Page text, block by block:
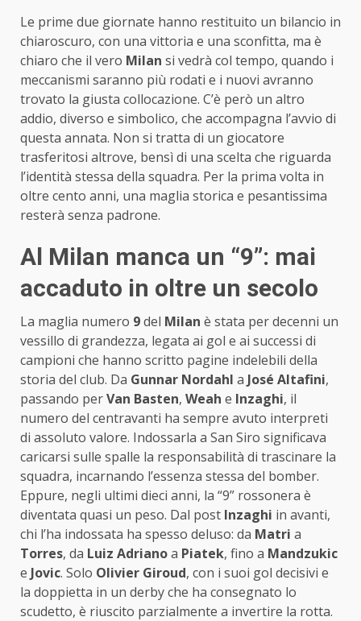
Le prime due giornate hanno restituito un bilancio in
chiaroscuro, con una vittoria e una sconfitta, ma è
chiaro che il vero Milan si vedrà col tempo, quando i
meccanismi saranno più rodati e i nuovi avranno
trovato la giusta collocazione. C’è però un altro
addio, diverso e simbolico, che accompagna l’avvio di
questa annata. Non si tratta di un giocatore
trasferitosi altrove, bensì di una scelta che riguarda
l’identità stessa della squadra. Per la prima volta in
oltre cento anni, una maglia storica e pesantissima
resterà senza padrone.
Al Milan manca un “9”: mai
accaduto in oltre un secolo
La maglia numero 9del Milan è stata per decenni un
vessillo di grandezza, legata ai gol e ai successi di
campioni che hanno scritto pagine indelebili della
storia del club. Da Gunnar Nordahl a José Altafini,
passando perVan Basten, Weah e Inzaghi, il
numero del centravanti ha sempre avuto interpreti
di assoluto valore. Indossarla a San Siro significava
caricarsi sulle spalle la responsabilità di trascinare la
squadra, incarnando l’essenza stessa del bomber.
Eppure, negli ultimi dieci anni, la “9” rossonera è
diventata quasi un peso. Dal post Inzaghi in avanti,
chi l’ha indossata ha spesso deluso: da Matri a
Torres, da Luiz Adrianoa Piatek, fino a Mandzukic
e Jovic. Solo Olivier Giroud, con i suoi gol decisivi e
la doppietta in un derby che ha consegnato lo
scudetto, è riuscito parzialmente a invertire la rotta.